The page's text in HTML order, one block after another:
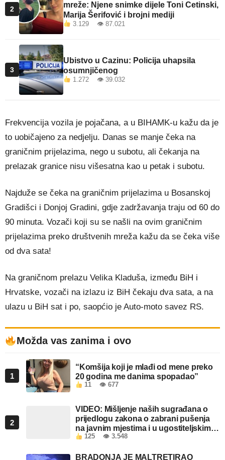
2
mreže: Njene snimke dijele Toni Cetinski,
Marija Šerifović i brojni mediji
3.129 👁 87.021
3
Ubistvo u Cazinu: Policija uhapsila
osumnjičenog
1.272 👁 39.032
Frekvencija vozila je pojačana, a u BIHAMK-u kažu da je
to uobičajeno za nedjelju. Danas se manje čeka na
graničnim prijelazima, nego u subotu, ali čekanja na
prelazak granice nisu višesatna kao u petak i subotu.
Najduže se čeka na graničnim prijelazima u Bosanskoj
Gradišci i Donjoj Gradini, gdje zadržavanja traju od 60 do
90 minuta. Vozači koji su se našli na ovim graničnim
prijelazima preko društvenih mreža kažu da se čeka više
od dva sata!
Na graničnom prelazu Velika Kladuša, između BiH i
Hrvatske, vozači na izlazu iz BiH čekaju dva sata, a na
ulazu u BiH sat i po, saopćio je Auto-moto savez RS.
Možda vas zanima i ovo
1
“Komšija koji je mlađi od mene preko
20 godina me danima spopadao”
11 👁 677
2
VIDEO: Mišljenje naših sugrađana o
prijedlogu zakona o zabrani pušenja
na javnim mjestima i u ugostiteljskim
objektima u FBiH
125 👁 3.548
BRADONJA JE MALTRETIRAO